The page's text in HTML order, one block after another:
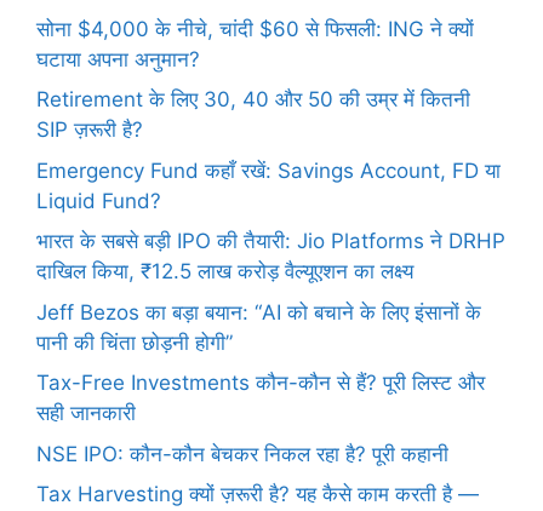
सोना $4,000 के नीचे, चांदी $60 से फिसली: ING ने क्यों
घटाया अपना अनुमान?
Retirement के लिए 30, 40 और 50 की उम्र में कितनी
SIP ज़रूरी है?
Emergency Fund कहाँ रखें: Savings Account, FD या
Liquid Fund?
भारत के सबसे बड़ी IPO की तैयारी: Jio Platforms ने DRHP
दाखिल किया, ₹12.5 लाख करोड़ वैल्यूएशन का लक्ष्य
Jeff Bezos का बड़ा बयान: “AI को बचाने के लिए इंसानों के
पानी की चिंता छोड़नी होगी”
Tax-Free Investments कौन-कौन से हैं? पूरी लिस्ट और
सही जानकारी
NSE IPO: कौन-कौन बेचकर निकल रहा है? पूरी कहानी
Tax Harvesting क्यों ज़रूरी है? यह कैसे काम करती है —